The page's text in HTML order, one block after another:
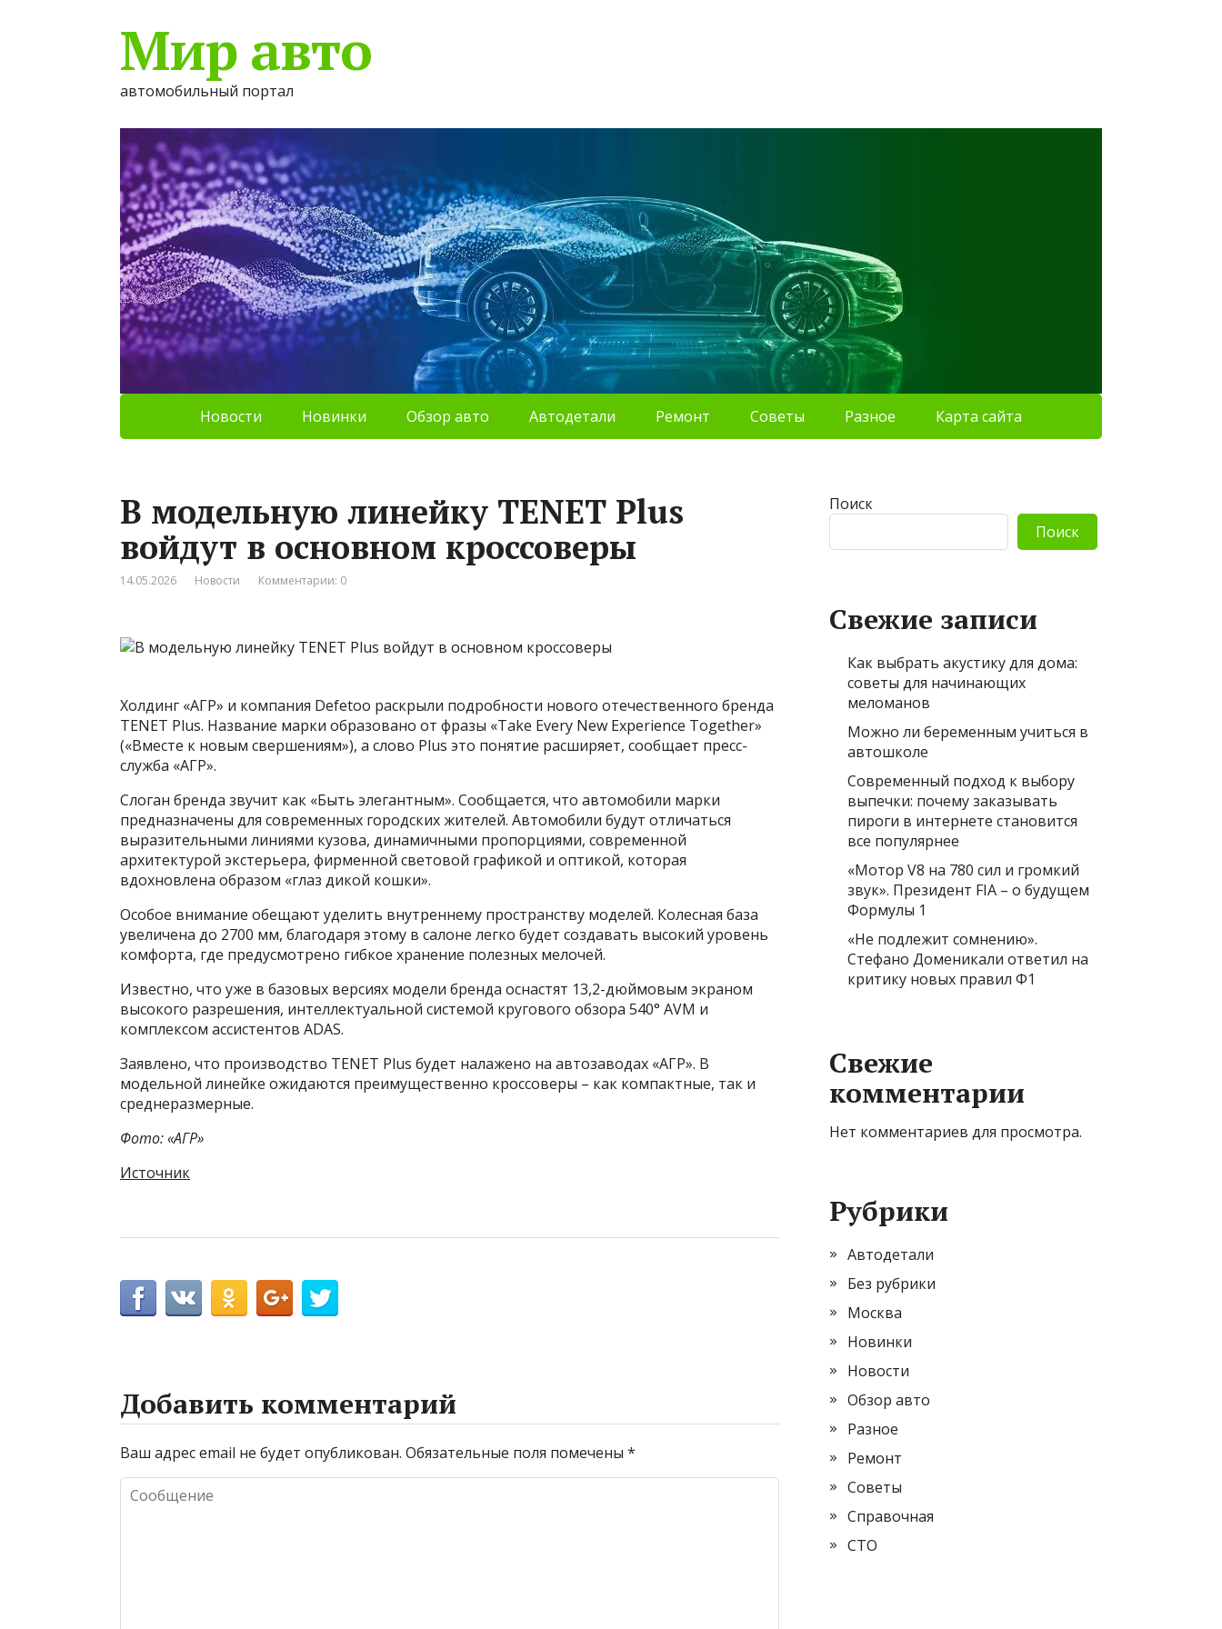
Мир авто
автомобильный портал
Новости Новинки Обзор авто Автодетали Ремонт Советы Разное Карта сайта
В модельную линейку TENET Plus
войдут в основном кроссоверы
14.05.2026 Новости Комментарии: 0
Холдинг «АГР» и компания Defetoo раскрыли подробности нового отечественного бренда
TENET Plus. Название марки образовано от фразы «Take Every New Experience Together»
(«Вместе к новым свершениям»), а слово Plus это понятие расширяет, сообщает пресс-
служба «АГР».
Слоган бренда звучит как «Быть элегантным». Сообщается, что автомобили марки
предназначены для современных городских жителей. Автомобили будут отличаться
выразительными линиями кузова, динамичными пропорциями, современной
архитектурой экстерьера, фирменной световой графикой и оптикой, которая
вдохновлена образом «глаз дикой кошки».
Особое внимание обещают уделить внутреннему пространству моделей. Колесная база
увеличена до 2700 мм, благодаря этому в салоне легко будет создавать высокий уровень
комфорта, где предусмотрено гибкое хранение полезных мелочей.
Известно, что уже в базовых версиях модели бренда оснастят 13,2-дюймовым экраном
высокого разрешения, интеллектуальной системой кругового обзора 540° AVM и
комплексом ассистентов ADAS.
Заявлено, что производство TENET Plus будет налажено на автозаводах «АГР». В
модельной линейке ожидаются преимущественно кроссоверы – как компактные, так и
среднеразмерные.
Фото: «АГР»
Источник
Добавить комментарий
Ваш адрес email не будет опубликован. Обязательные поля помечены *
Поиск
Поиск
Свежие записи
Как выбрать акустику для дома:
советы для начинающих
меломанов
Можно ли беременным учиться в
автошколе
Современный подход к выбору
выпечки: почему заказывать
пироги в интернете становится
все популярнее
«Мотор V8 на 780 сил и громкий
звук». Президент FIA – о будущем
Формулы 1
«Не подлежит сомнению».
Стефано Доменикали ответил на
критику новых правил Ф1
Свежие
комментарии
Нет комментариев для просмотра.
Рубрики
Автодетали
Без рубрики
Москва
Новинки
Новости
Обзор авто
Разное
Ремонт
Советы
Справочная
СТО